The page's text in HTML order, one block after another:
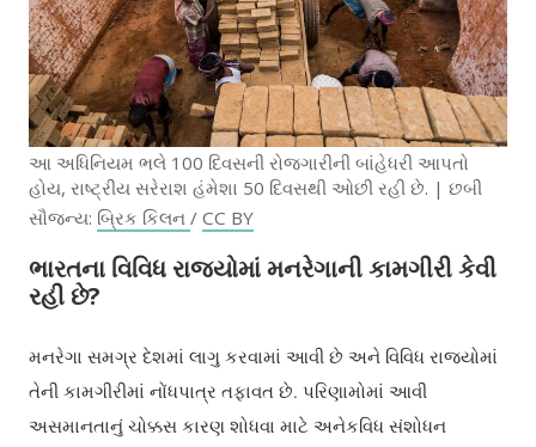
આ અધિનિયમ ભલે 100 દિવસની રોજગારીની બાંહેધરી આપતો
હોય, રાષ્ટ્રીય સરેરાશ હંમેશા 50 દિવસથી ઓછી રહી છે. | છબી
સૌજન્ય: બ્રિક કિલન/CC BY
ભારતના વિવિધ રાજ્યોમાં મનરેગાની કામગીરી કેવી
રહી છે?
મનરેગા સમગ્ર દેશમાં લાગુ કરવામાં આવી છે અને વિવિધ રાજ્યોમાં
તેની કામગીરીમાં નોંધપાત્ર તફાવત છે. પરિણામોમાં આવી
અસમાનતાનું ચોક્કસ કારણ શોધવા માટે અનેકવિધ સંશોધન